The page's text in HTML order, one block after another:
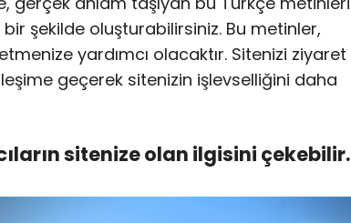
şekilde oluşturabilirsiniz. Bu metinler,
yardımcı olacaktır. Sitenizi ziyaret
geçerek sitenizin işlevselliğini daha
sitenize olan ilgisini çekebilir.